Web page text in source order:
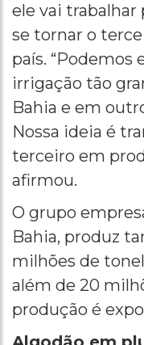
ele vai trabalhar
se tornar o
país. “Podemos
irrigação tão
Bahia e em
Nossa ideia é
terceiro em
afirmou.
O grupo
Bahia, produz
milhões de
além de 20
produção é